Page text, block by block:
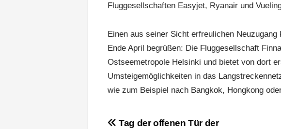
Fluggesellschaften Easyjet, Ryanair und
Einen aus seiner Sicht erfreulichen
Ende April begrüßen: Die Fluggesellschaft
Ostseemetropole Helsinki und bietet von dort
Umsteigemöglichkeiten in das
wie zum Beispiel nach Bangkok, Hongkong
Beitragsnavigation
Tag der offenen Tür der